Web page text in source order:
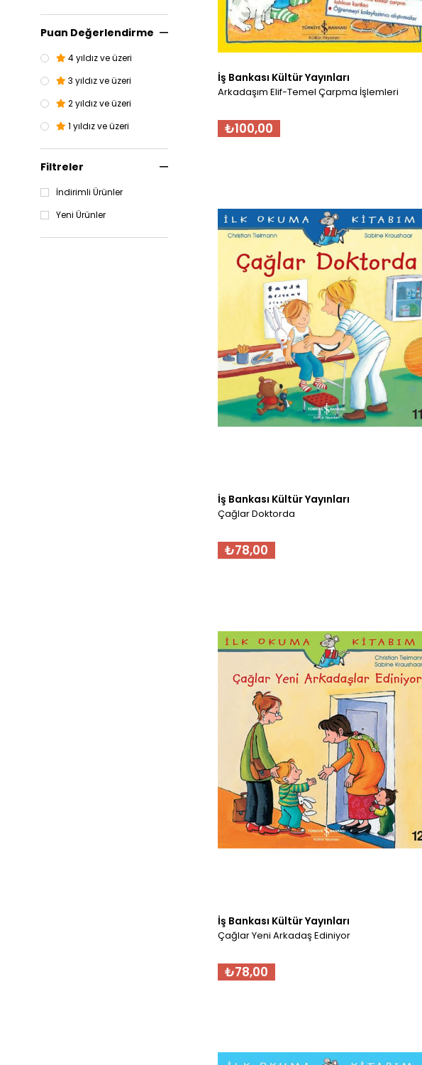
Puan Değerlendirme
4 yıldız ve üzeri
3 yıldız ve üzeri
2 yıldız ve üzeri
1 yıldız ve üzeri
Filtreler
İndirimli Ürünler
Yeni Ürünler
İş Bankası Kültür Yayınları
Arkadaşım Elif-Temel Çarpma İşlemleri
₺100,00
İş Bankası Kültür Yayınları
Çağlar Doktorda
₺78,00
İş Bankası Kültür Yayınları
Çağlar Yeni Arkadaş Ediniyor
₺78,00